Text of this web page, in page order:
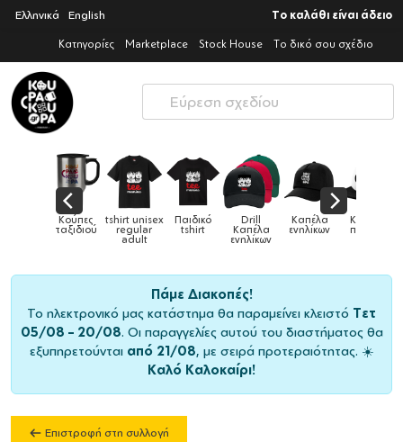
Ελληνικά English Το καλάθι είναι άδειο
Κατηγορίες Marketplace Stock House Το δικό σου σχέδιο
tshirt unisex
regular
Παιδικό
tshirt
Drill
Καπέλα
Καπέλα
ενηλίκων
Καπέλα
παιδικά
Πάμε Διακοπές!
Το ηλεκτρονικό μας κατάστημα θα παραμείνει κλειστό Τετ
05/08 – 20/08. Οι παραγγελίες αυτού του διαστήματος θα
εξυπηρετούνται από 21/08, με σειρά προτεραιότητας. ☀️
Καλό Καλοκαίρι!
Επιστροφή στη συλλογή